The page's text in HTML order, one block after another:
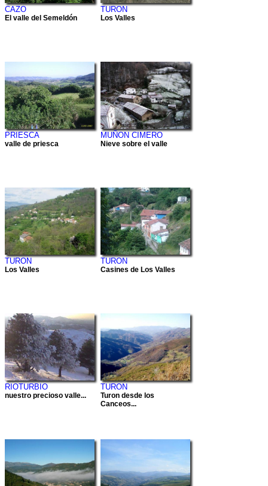
CAZO
El valle del Semeldón
TURON
Los Valles
PRIESCA
valle de priesca
MUÑON CIMERO
Nieve sobre el valle
TURON
Los Valles
TURON
Casines de Los Valles
RIOTURBIO
nuestro precioso valle...
TURON
Turon desde los
Canceos...